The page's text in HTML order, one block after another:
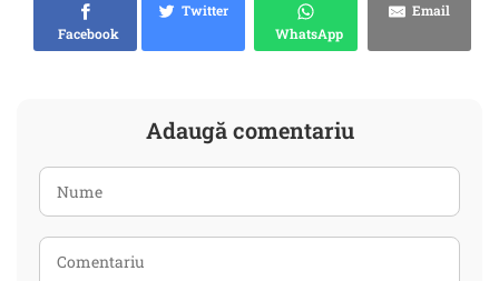
Facebook
Twitter
WhatsApp
Email
Adaugă comentariu